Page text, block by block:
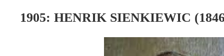
1905: HENRIK SIENKIEWIC